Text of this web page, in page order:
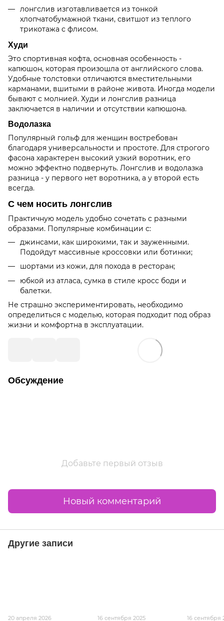
лонгслив изготавливается из тонкой
хлопчатобумажной ткани, свитшот из теплого
трикотажа с флисом.
Худи
Это спортивная кофта, основная особенность -
капюшон, которая произошла от английского слова.
Удобные толстовки отличаются вместительными
карманами, вшитыми в районе живота. Иногда модели
бывают с молнией. Худи и лонгслив разница
заключается в наличии и отсутствии капюшона.
Водолазка
Популярный гольф для женщин востребован
благодаря универсальности и простоте. Для строгого
фасона характерен высокий узкий воротник, его
можно эффектно подвернуть. Лонгслив и водолазка
разница - у первого нет воротника, а у второй есть
всегда.
С чем носить лонгслив
Практичную модель удобно сочетать с разными
образами. Популярные комбинации с:
джинсами, как широкими, так и зауженными.
Подойдут массивные кроссовки или ботинки;
шортами из кожи, для похода в ресторан;
юбкой из атласа, сумка в стиле кросс боди и
балетки.
Не страшно экспериментировать, необходимо
определиться с моделью, которая подходит под образ
жизни и комфортна в эксплуатации.
Обсуждение
Добавьте первый отзыв
Новый комментарий
Другие записи
20 апреля 2026 16 сентября 2025 16 сентября